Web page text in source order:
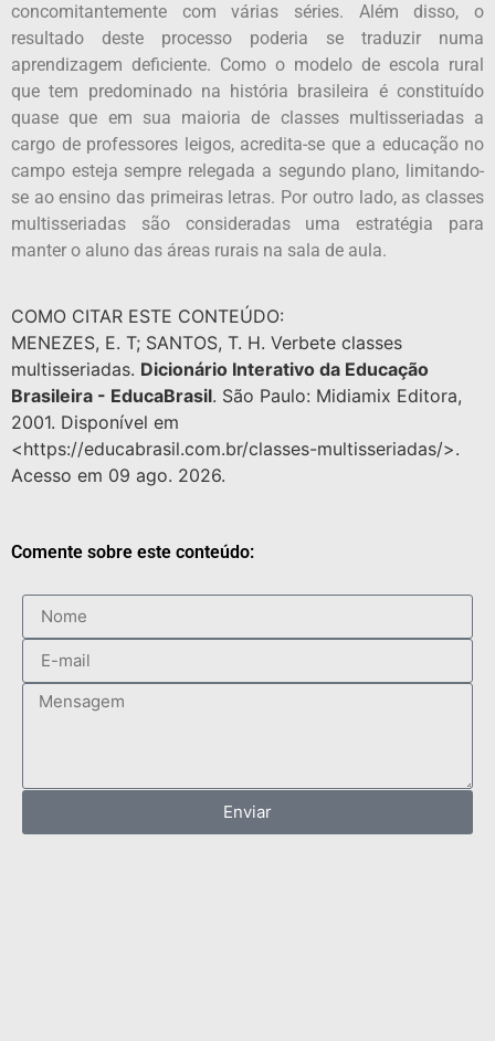
concomitantemente com várias séries. Além disso, o
resultado deste processo poderia se traduzir numa
aprendizagem deficiente. Como o modelo de escola rural
que tem predominado na história brasileira é constituído
quase que em sua maioria de classes multisseriadas a
cargo de professores leigos, acredita-se que a educação no
campo esteja sempre relegada a segundo plano, limitando-
se ao ensino das primeiras letras. Por outro lado, as classes
multisseriadas são consideradas uma estratégia para
manter o aluno das áreas rurais na sala de aula.
COMO CITAR ESTE CONTEÚDO:
MENEZES, E. T; SANTOS, T. H. Verbete classes
multisseriadas. Dicionário Interativo da Educação
Brasileira - EducaBrasil. São Paulo: Midiamix Editora,
2001. Disponível em
<https://educabrasil.com.br/classes-multisseriadas/>.
Acesso em 09 ago. 2026.
Comente sobre este conteúdo:
Enviar